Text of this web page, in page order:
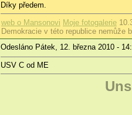
Díky předem.
web o Mansonovi Moje fotogalerie
Demokracie v této republice nemůže
Odesláno Pátek, 12. března 2010 -
USV C od ME